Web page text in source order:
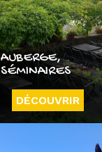
AUBERGE,
SÉMINAIRES
DÉCOUVRIR